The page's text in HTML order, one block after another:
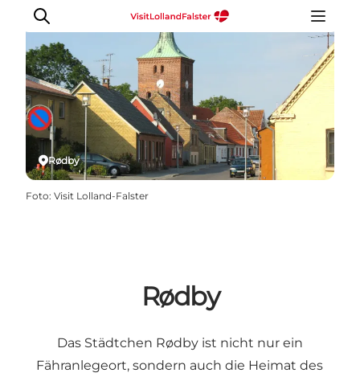
Natur und Outdoor
Familienurlaub
Kultur
Gastronomie
Rødby
Foto: Visit Lolland-Falster
Rødby
Das Städtchen Rødby ist nicht nur ein
Fähranlegeort, sondern auch die Heimat des